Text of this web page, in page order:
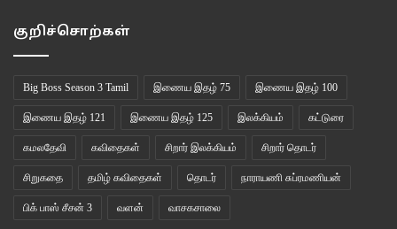
குறிச்சொற்கள்
Big Boss Season 3 Tamil இணைய இதழ் 75 இணைய இதழ் 100
இணைய இதழ் 121 இணைய இதழ் 125 இலக்கியம் கட்டுரை
கமலதேவி கவிதைகள் சிறார் இலக்கியம் சிறார் தொடர்
சிறுகதை தமிழ் கவிதைகள் தொடர் நாராயணி சுப்ரமணியன்
பிக் பாஸ் சீசன் 3 வளன் வாசகசாலை